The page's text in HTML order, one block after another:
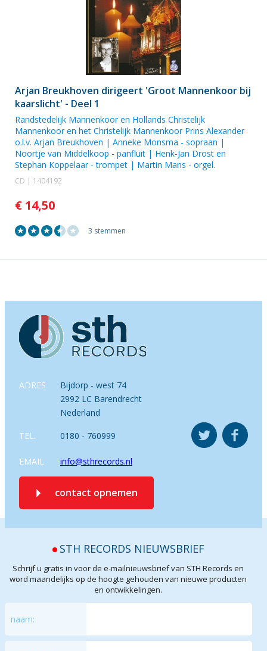
Arjan Breukhoven dirigeert 'Groot Mannenkoor bij
kaarslicht' - Deel 1
Randstedelijk Mannenkoor en Hollands Christelijk
Mannenkooren het Christelijk Mannenkoor Prins Alexander
o.l.v. Arjan Breukhoven | Anneke Monsma - sopraan |
Noortje van Middelkoop - panfluit | Henk-Jan Drost en
Stephan Koppelaar- trompet | Martin Mans - orgel.
CD | 1404192
€ 14,50
3 stemmen
ADRES
Bijdorp - west 74
2992 LC Barendrecht
Nederland
TEL. 0180 - 760999
EMAIL info@sthrecords.nl
contact opnemen
STH RECORDS NIEUWSBRIEF
Schrijf u gratis in voor de e-mailnieuwsbrief van STH Records en
word maandelijks op de hoogte gehouden van nieuwe producten
en ontwikkelingen.
naam: